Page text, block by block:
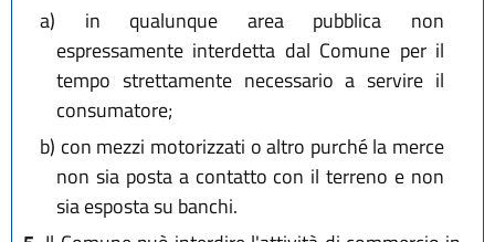
a) in qualunque area pubblica non
espressamente interdetta dal Comune per il
tempo strettamente necessario a servire il
consumatore;
b) con mezzi motorizzati o altro purché la merce
non sia posta a contatto con il terreno e non
sia esposta su banchi.